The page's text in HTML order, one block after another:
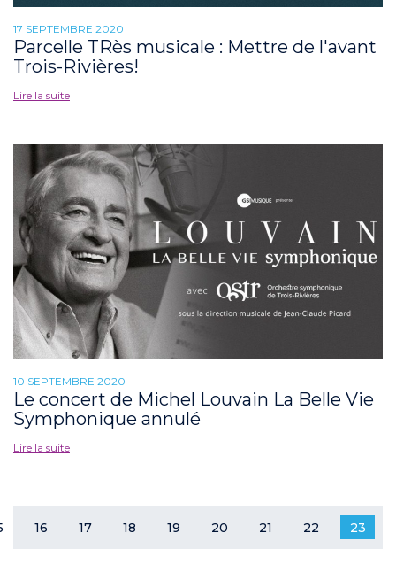
17 SEPTEMBRE 2020
Parcelle TRès musicale : Mettre de l'avant
Trois-Rivières!
Lire la suite
10 SEPTEMBRE 2020
Le concert de Michel Louvain La Belle Vie
Symphonique annulé
Lire la suite
16 17 18 19 20 21 22 23